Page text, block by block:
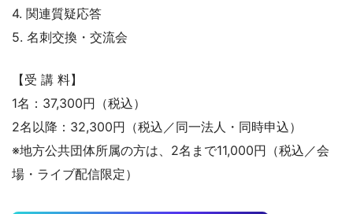
4. 関連質疑応答
5. 名刺交換・交流会
【受 講 料】
1名：37,300円（税込）
2名以降：32,300円（税込／同一法人・同時申込）
※地方公共団体所属の方は、2名まで11,000円（税込／会
場・ライブ配信限定）